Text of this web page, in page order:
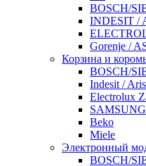
BOSCH/
INDESIT /
Gorenje /
Корзина и
BOSCH/
Indesit /
Electrolux
SAMSUNG
Beko
Miele
Электронный
BOSCH/